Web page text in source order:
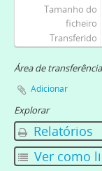
Tamanho do
ficheiro
Transferido
Área de transferência
Adicionar
Explorar
Relatórios
Ver como